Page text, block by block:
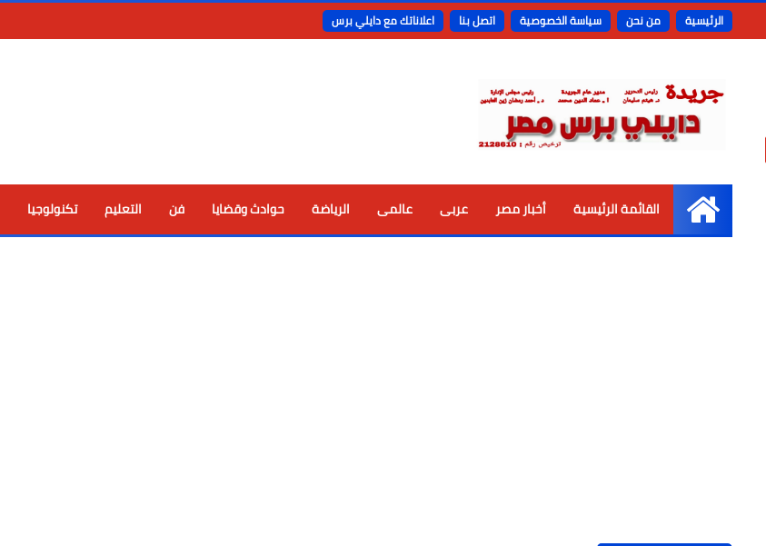
الرئيسية من نحن سياسة الخصوصية اتصل بنا اعلاناتك مع دايلي برس
الرئيسية
القائمة الرئيسية أخبار مصر عربى عالمى الرياضة حوادث وقضايا فن التعليم تكنولوجيا